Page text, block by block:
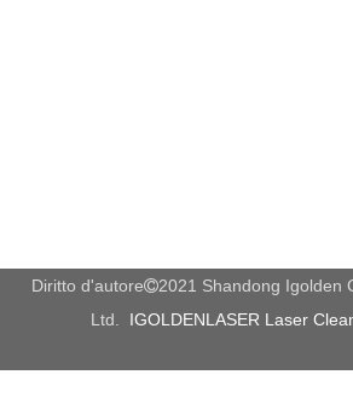
Diritto d'autore2021 Shandong Igolden
Ltd. IGOLDENLASER Laser